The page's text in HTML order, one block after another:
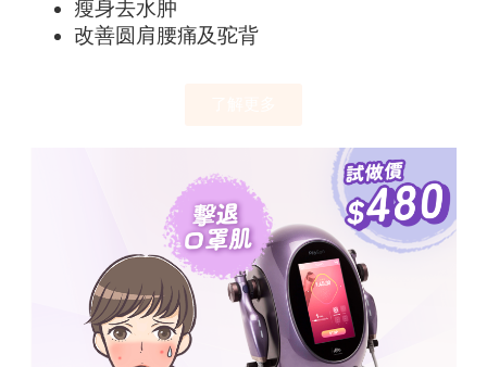
瘦身去水肿
改善圆肩腰痛及驼背